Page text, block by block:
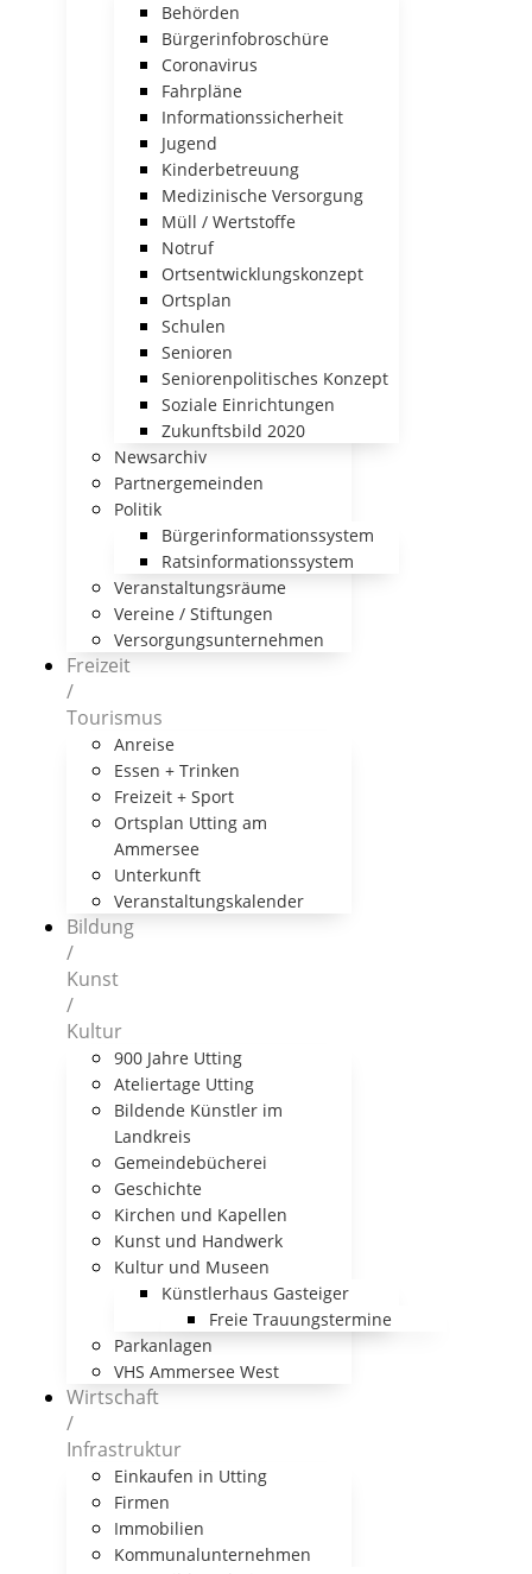
Behörden
Bürgerinfobroschüre
Coronavirus
Fahrpläne
Informationssicherheit
Jugend
Kinderbetreuung
Medizinische Versorgung
Müll / Wertstoffe
Notruf
Ortsentwicklungskonzept
Ortsplan
Schulen
Senioren
Seniorenpolitisches Konzept
Soziale Einrichtungen
Zukunftsbild 2020
Newsarchiv
Partnergemeinden
Politik
Bürgerinformationssystem
Ratsinformationssystem
Veranstaltungsräume
Vereine / Stiftungen
Versorgungsunternehmen
Freizeit
/
Tourismus
Anreise
Essen + Trinken
Freizeit + Sport
Ortsplan Utting am
Ammersee
Unterkunft
Veranstaltungskalender
Bildung
/
Kunst
/
Kultur
900 Jahre Utting
Ateliertage Utting
Bildende Künstler im
Landkreis
Gemeindebücherei
Geschichte
Kirchen und Kapellen
Kunst und Handwerk
Kultur und Museen
Künstlerhaus Gasteiger
Freie Trauungstermine
Parkanlagen
VHS Ammersee West
Wirtschaft
/
Infrastruktur
Einkaufen in Utting
Firmen
Immobilien
Kommunalunternehmen